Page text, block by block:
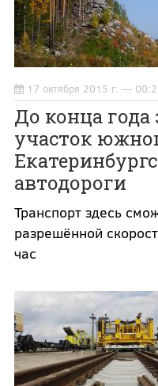
17 октября 2015 г. —
До конца года
участок
автодороги
Транспорт здесь
разрешённой
час